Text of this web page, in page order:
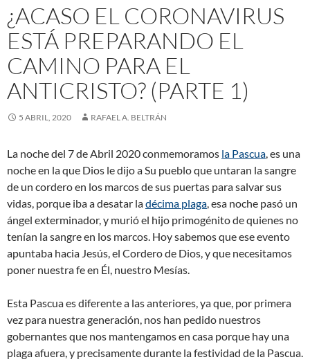
¿ACASO EL CORONAVIRUS
ESTÁ PREPARANDO EL
CAMINO PARA EL
ANTICRISTO? (PARTE 1)
5 ABRIL, 2020 RAFAEL A. BELTRÁN
La noche del 7 de Abril 2020 conmemoramos la Pascua, es una
noche en la que Dios le dijo a Su pueblo que untaran la sangre
de un cordero en los marcos de sus puertas para salvar sus
vidas, porque iba a desatar ladécima plaga, esa noche pasó un
ángel exterminador, y murió el hijo primogénito de quienes no
tenían la sangre en los marcos. Hoy sabemos que ese evento
apuntaba hacia Jesús, el Cordero de Dios, y que necesitamos
poner nuestra fe en Él, nuestro Mesías.
Esta Pascua es diferente a las anteriores, ya que, por primera
vez para nuestra generación, nos han pedido nuestros
gobernantes que nos mantengamos en casa porque hay una
plaga afuera, y precisamente durante la festividad de la Pascua.